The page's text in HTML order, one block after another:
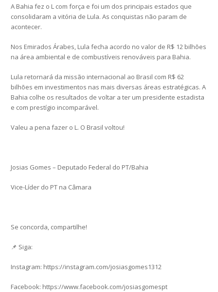
A Bahia fez o L com força e foi um dos principais estados que
consolidaram a vitória de Lula. As conquistas não param de
acontecer.
Nos Emirados Árabes, Lula fecha acordo no valor de R$ 12 bilhões
na área ambiental e de combustíveis renováveis para Bahia.
Lula retornará da missão internacional ao Brasil com R$ 62
bilhões em investimentos nas mais diversas áreas estratégicas. A
Bahia colhe os resultados de voltar a ter um presidente estadista
e com prestígio incomparável.
Valeu a pena fazer o L. O Brasil voltou!
Josias Gomes – Deputado Federal do PT/Bahia
Vice-Líder do PT na Câmara
Se concorda, compartilhe!
📌 Siga:
Instagram: https://instagram.com/josiasgomes1312
Facebook: https://www.facebook.com/josiasgomespt